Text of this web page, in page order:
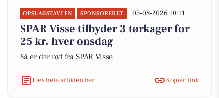
OPSLAGSTAVLEN SPONSORERET 05-08-2026 10:11
SPAR Visse tilbyder 3 tørkager for
25 kr. hver onsdag
Så er der nyt fra SPAR Visse
Læs hele artiklen her Kopiér link